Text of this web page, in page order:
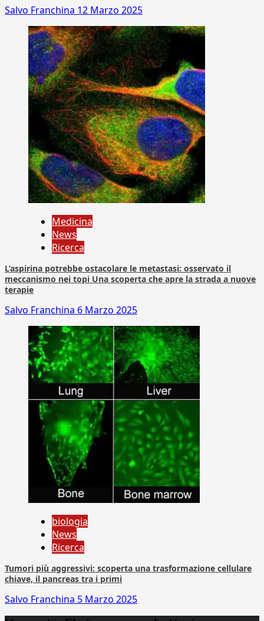
Salvo Franchina 12 Marzo 2025
Medicina
News
Ricerca
L’aspirina potrebbe ostacolare le metastasi: osservato il
meccanismo nei topi Una scoperta che apre la strada a nuove
terapie
Salvo Franchina 6 Marzo 2025
biologia
News
Ricerca
Tumori più aggressivi: scoperta una trasformazione cellulare
chiave, il pancreas tra i primi
Salvo Franchina 5 Marzo 2025